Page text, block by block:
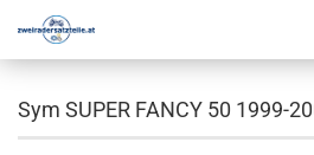
Sym SUPER FANCY 50 1999-